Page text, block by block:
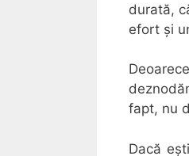
durată,
efort și
fapt, nu
Dacă